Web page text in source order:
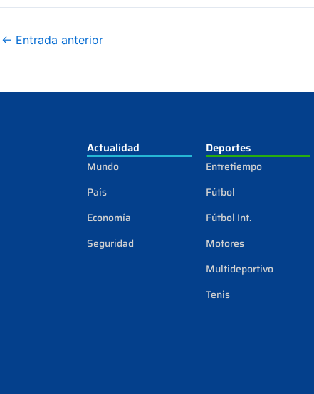
← Entrada anterior
Actualidad
Mundo
País
Economía
Seguridad
Deportes
Entretiempo
Fútbol
Fútbol Int.
Motores
Multideportivo
Tenis